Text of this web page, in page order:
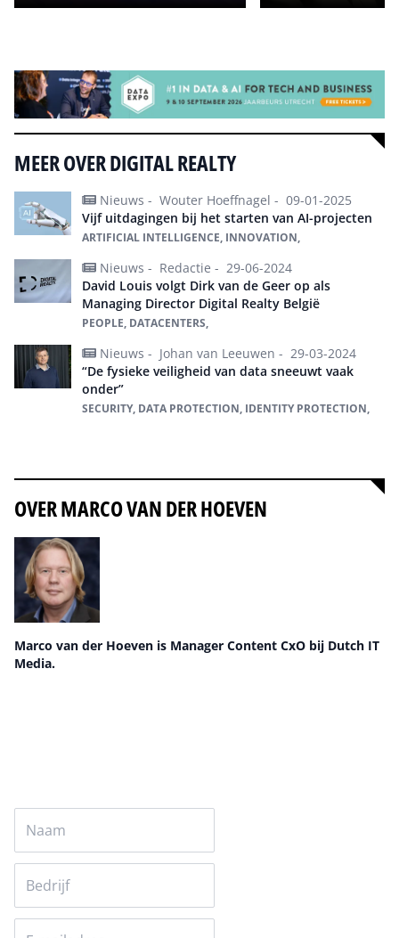
MEER OVER DIGITAL REALTY
Nieuws - Wouter Hoeffnagel - 09-01-2025
Vijf uitdagingen bij het starten van AI-projecten
ARTIFICIAL INTELLIGENCE, INNOVATION,
Nieuws - Redactie - 29-06-2024
David Louis volgt Dirk van de Geer op als
Managing Director Digital Realty België
PEOPLE, DATACENTERS,
Nieuws - Johan van Leeuwen - 29-03-2024
“De fysieke veiligheid van data sneeuwt vaak
onder”
SECURITY, DATA PROTECTION, IDENTITY PROTECTION,
OVER MARCO VAN DER HOEVEN
Marco van der Hoeven is Manager Content CxO bij Dutch IT
Media.